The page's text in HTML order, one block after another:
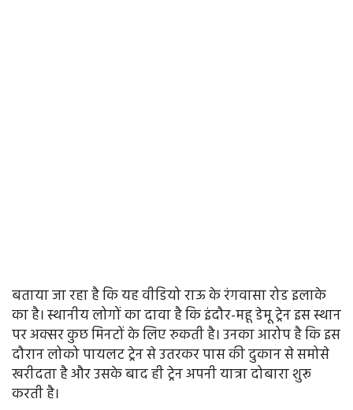
बताया जा रहा है कि यह वीडियो राऊ के रंगवासा रोड इलाके
का है। स्थानीय लोगों का दावा है कि इंदौर-महू डेमू ट्रेन इस स्थान
पर अक्सर कुछ मिनटों के लिए रुकती है। उनका आरोप है कि इस
दौरान लोको पायलट ट्रेन से उतरकर पास की दुकान से समोसे
खरीदता है और उसके बाद ही ट्रेन अपनी यात्रा दोबारा शुरू
करती है।